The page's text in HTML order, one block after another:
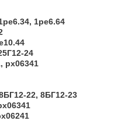
1ре6.64
24
рх06341
22, 8БГ12-23